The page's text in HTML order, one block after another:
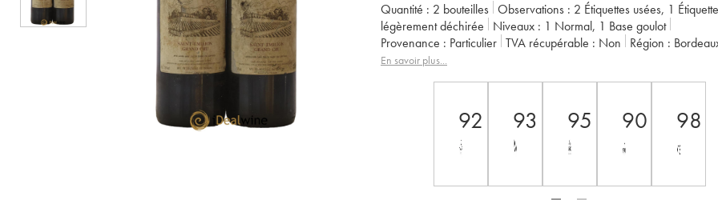
Quantité : 2 bouteilles Observations : 2 Étiquettes usées, 1 Étiquette
légèrement déchirée
Niveaux : 1 Normal, 1 Base goulot
Provenance : particulier TVA récupérable : non Région :
Appellation :
En savoir plus...
92 93 95 90 98